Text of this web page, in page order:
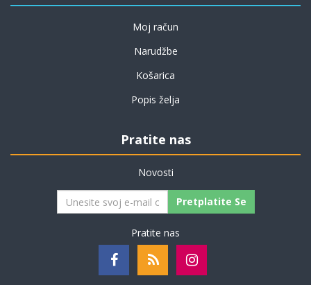
Moj račun
Narudžbe
Košarica
Popis želja
Pratite nas
Novosti
Pretplatite Se
Pratite nas